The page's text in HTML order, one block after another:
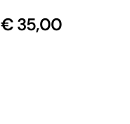
€35,00